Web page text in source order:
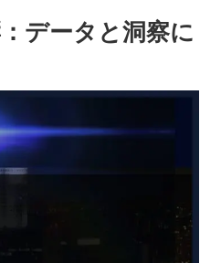
データと洞察に